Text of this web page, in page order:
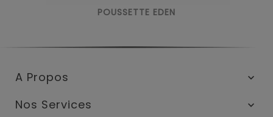
POUSSETTE EDEN
A Propos 
Nos Services 